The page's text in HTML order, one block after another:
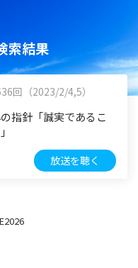
索結果
回（2023/2/4,5）
指針「誠実であるこ
放送を聴く
2026